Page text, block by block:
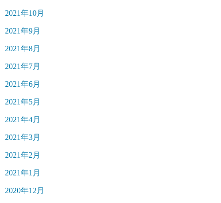
2021年10月
2021年9月
2021年8月
2021年7月
2021年6月
2021年5月
2021年4月
2021年3月
2021年2月
2021年1月
2020年12月